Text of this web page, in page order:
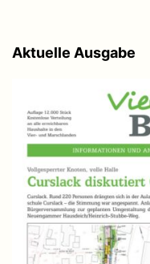
Aktuelle Ausgabe